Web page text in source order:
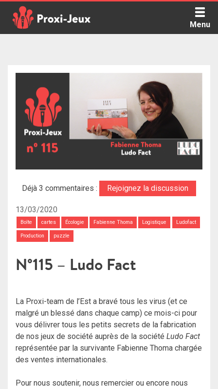
content
Menu
Déjà 3 commentaires : Rejoignez la discussion
13/03/2020
Boîte cartes Écologie Fabienne Thoma Logistique Ludofact
Production puzzle
N°115 – Ludo Fact
La Proxi-team de l’Est a bravé tous les virus (et ce
malgré un blessé dans chaque camp) ce mois-ci pour
vous délivrer tous les petits secrets de la fabrication
de nos jeux de société auprès de la société Ludo Fact
représentée par la survivante Fabienne Thoma chargée
des ventes internationales.
Pour nous soutenir, nous remercier ou encore nous